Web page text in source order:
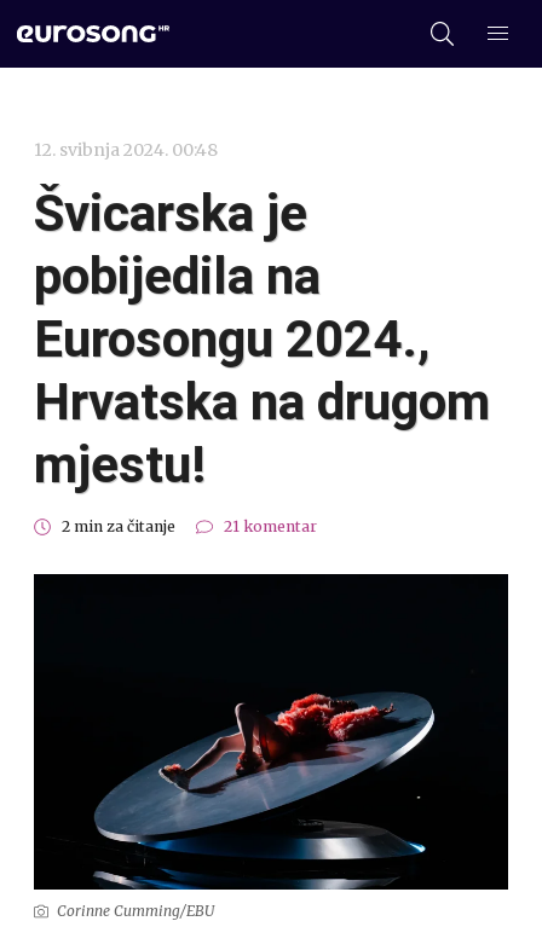
12. svibnja 2024. 00:48
Švicarska je
pobijedila na
Eurosongu 2024.,
Hrvatska na drugom
mjestu!
2 min za čitanje 21 komentar
Corinne Cumming/EBU